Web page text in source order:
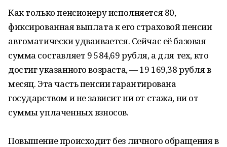
Как только пенсионеру исполняется 80,
фиксированная выплата к его страховой пенсии
автоматически удваивается. Сейчас её базовая
сумма составляет 9 584,69 рубля, а для тех, кто
достиг указанного возраста, — 19 169,38 рубля в
месяц. Эта часть пенсии гарантирована
государством и не зависит ни от стажа, ни от
суммы уплаченных взносов.
Повышение происходит без личного обращения в